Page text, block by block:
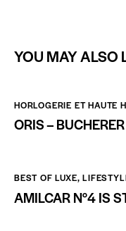
YOU MAY ALSO
HORLOGERIE ET HAUTE
ORIS –
BEST OF LUXE,
AMILCAR N°4 IS